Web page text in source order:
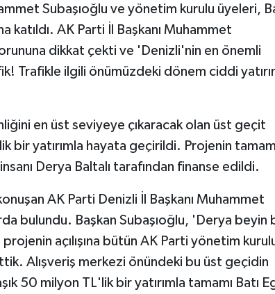
Subaşıoğlu ve yönetim kurulu üyeleri,
katıldı. AK Parti İl Başkanı Muhammet
dikkat çekti ve 'Denizli'nin en önemli
Trafikle ilgili önümüzdeki dönem ciddi
en üst seviyeye çıkaracak olan üst geçit
bir yatırımla hayata geçirildi. Projenin
Derya Baltalı tarafından finanse edildi.
AK Parti Denizli İl Başkanı Muhammet
bulundu. Başkan Subaşıoğlu, 'Derya beyin
açılışına bütün AK Parti yönetim
Alışveriş merkezi önündeki bu üst geçidin
50 milyon TL'lik bir yatırımla tamamı Batı